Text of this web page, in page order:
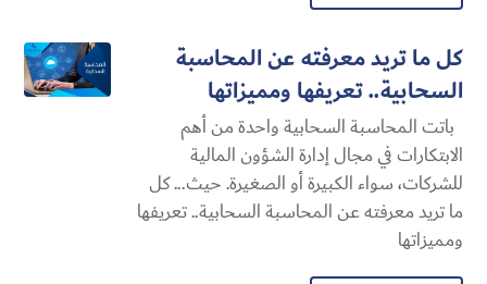
كل ما تريد معرفته عن المحاسبة
السحابية​.. تعريفها ومميزاتها
باتت المحاسبة السحابية​ واحدة من أهم
الابتكارات في مجال إدارة الشؤون المالية
للشركات، سواء الكبيرة أو الصغيرة. حيث... كل
ما تريد معرفته عن المحاسبة السحابية​.. تعريفها
ومميزاتها